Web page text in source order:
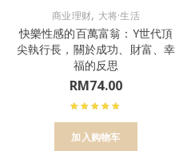
商业理财, 大将·生活
快樂性感的百萬富翁：Y世代頂
尖執行長，關於成功、財富、幸
福的反思
RM74.00
加入购物车